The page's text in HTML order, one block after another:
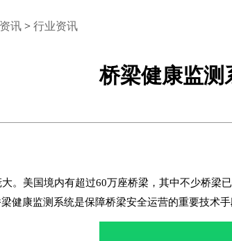
讯 >行业资讯
桥梁健康监测
。美国境内有超过60万座桥梁，其中不少桥梁
健康监测系统是保障桥梁安全运营的重要技术